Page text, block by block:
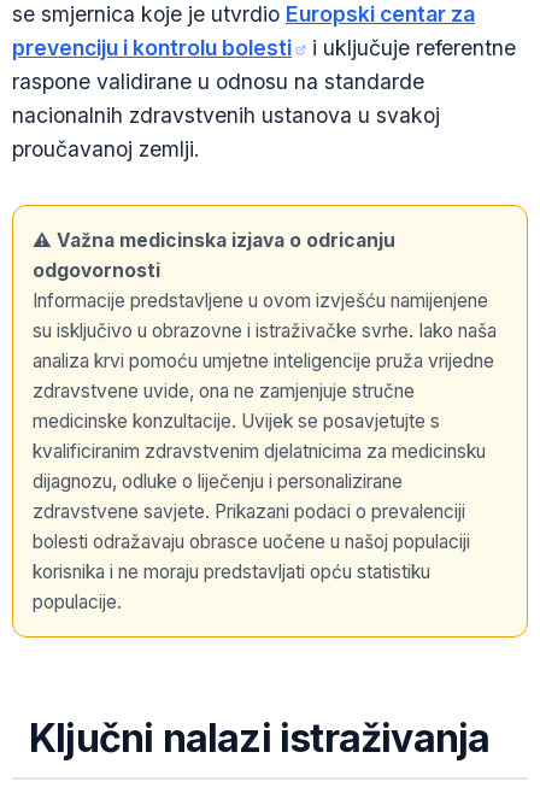
se smjernica koje je utvrdio Europski centar za
prevenciju i kontrolu bolesti
i uključuje referentne
raspone validirane u odnosu na standarde
nacionalnih zdravstvenih ustanova u svakoj
proučavanoj zemlji.
⚠️ Važna medicinska izjava o odricanju
odgovornosti
Informacije predstavljene u ovom izvješću namijenjene
su isključivo u obrazovne i istraživačke svrhe. Iako naša
analiza krvi pomoću umjetne inteligencije pruža vrijedne
zdravstvene uvide, ona ne zamjenjuje stručne
medicinske konzultacije. Uvijek se posavjetujte s
kvalificiranim zdravstvenim djelatnicima za medicinsku
dijagnozu, odluke o liječenju i personalizirane
zdravstvene savjete. Prikazani podaci o prevalenciji
bolesti odražavaju obrasce uočene u našoj populaciji
korisnika i ne moraju predstavljati opću statistiku
populacije.
Ključni nalazi istraživanja